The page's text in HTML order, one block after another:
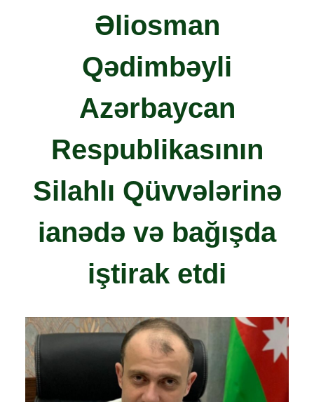
Əliosman
Qədimbəyli
Azərbaycan
Respublikasının
Silahlı Qüvvələrinə
ianədə və bağışda
iştirak etdi